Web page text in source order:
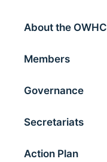
About the OWHC
Members
Governance
Secretariats
Action Plan